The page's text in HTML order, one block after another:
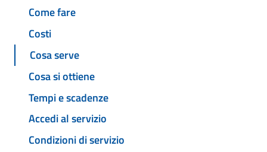
Come fare
Costi
Cosa serve
Cosa si ottiene
Tempi e scadenze
Accedi al servizio
Condizioni di servizio